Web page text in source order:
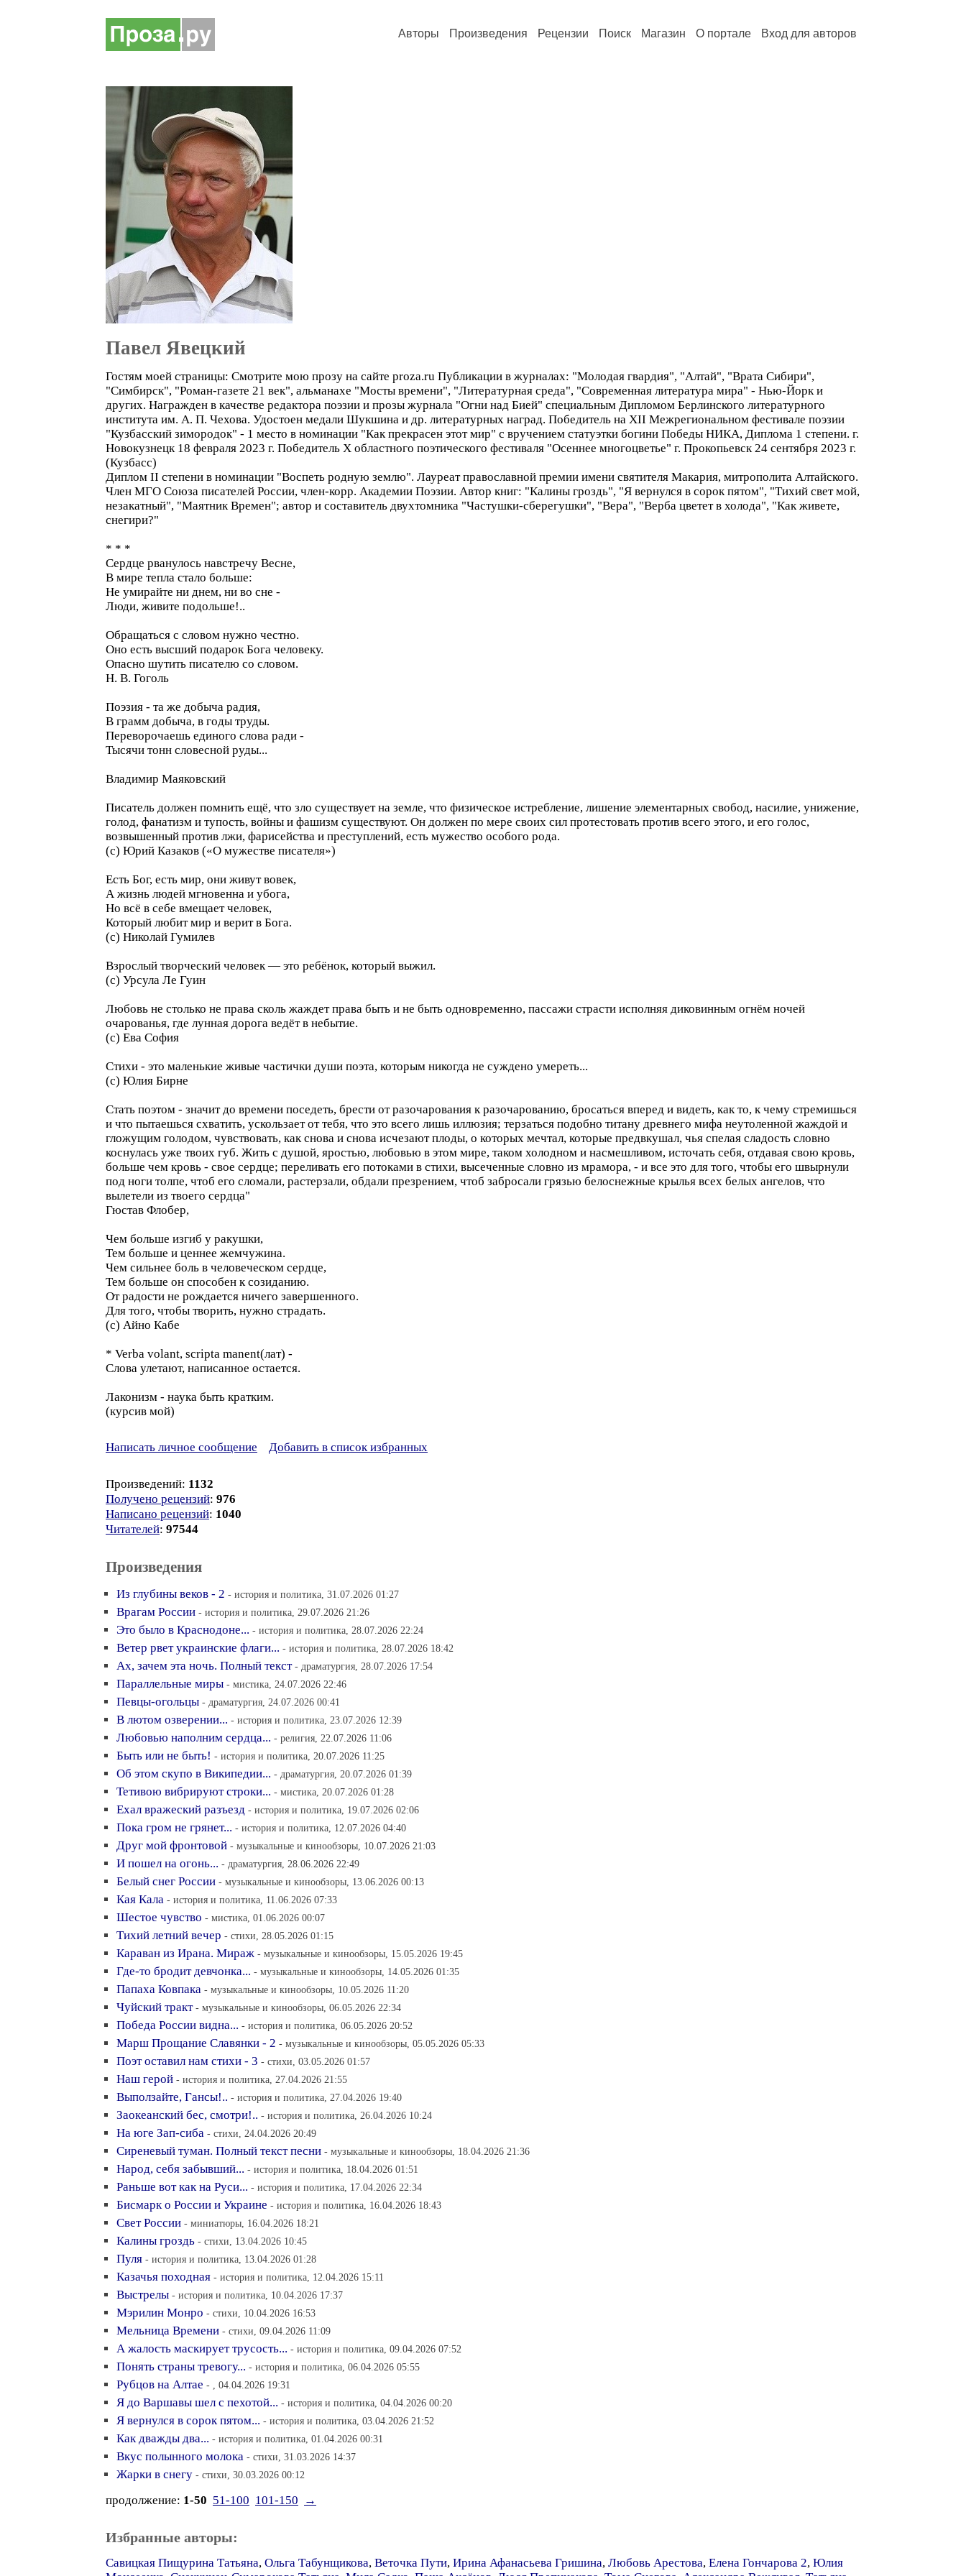
Авторы Произведения Рецензии Поиск Магазин О портале Вход для авторов
Павел Явецкий
Гостям моей страницы: Смотрите мою прозу на сайте proza.ru Публикации в журналах: "Молодая гвардия", "Алтай", "Врата Сибири",
"Симбирск", "Роман-газете 21 век", альманахе "Мосты времени", "Литературная среда", "Современная литература мира" - Нью-Йорк и
других. Награжден в качестве редактора поэзии и прозы журнала "Огни над Бией" специальным Дипломом Берлинского литературного
института им. А. П. Чехова. Удостоен медали Шукшина и др. литературных наград. Победитель на XII Межрегиональном фестивале поэзии
"Кузбасский зимородок" - 1 место в номинации "Как прекрасен этот мир" c вручением статуэтки богини Победы НИКА, Диплома 1 степени. г.
Новокузнецк 18 февраля 2023 г. Победитель X областного поэтического фестиваля "Осеннее многоцветье" г. Прокопьевск 24 сентября 2023 г.
(Кузбасс)
Диплом II степени в номинации "Воспеть родную землю". Лауреат православной премии имени святителя Макария, митрополита Алтайского.
Член МГО Союза писателей России, член-корр. Академии Поэзии. Автор книг: "Калины гроздь", "Я вернулся в сорок пятом", "Тихий свет мой,
незакатный", "Маятник Времен"; автор и составитель двухтомника "Частушки-сберегушки", "Вера", "Верба цветет в холода", "Как живете,
снегири?"
* * *
­Сердце рванулось навстречу Весне,
В мире тепла стало больше:
Не умирайте ни днем, ни во сне -
Люди, живите подольше!..
Обращаться с словом нужно честно.
Оно есть высший подарок Бога человеку.
Опасно шутить писателю со словом.
Н. В. Гоголь
Поэзия - та же добыча радия,
В грамм добыча, в годы труды.
Переворочаешь единого слова ради -
Тысячи тонн словесной руды...
Владимир Маяковский
Писатель должен помнить ещё, что зло существует на земле, что физическое истребление, лишение элементарных свобод, насилие, унижение,
голод, фанатизм и тупость, войны и фашизм существуют. Он должен по мере своих сил протестовать против всего этого, и его голос,
возвышенный против лжи, фарисейства и преступлений, есть мужество особого рода.
(с) Юрий Казаков («О мужестве писателя»)
Есть Бог, есть мир, они живут вовек,
А жизнь людей мгновенна и убога,
Но всё в себе вмещает человек,
Который любит мир и верит в Бога.
(с) Николай Гумилев
Взрослый творческий человек — это ребёнок, который выжил.
(с) Урсула Ле Гуин
Любовь не столько не права сколь жаждет права быть и не быть одновременно, пассажи страсти исполняя диковинным огнём ночей
очарованья, где лунная дорога ведёт в небытие.
(с) Ева София
Стихи - это маленькие живые частички души поэта, которым никогда не суждено умереть...
(с) Юлия Бирне
Стать поэтом - значит до времени поседеть, брести от разочарования к разочарованию, бросаться вперед и видеть, как то, к чему стремишься
и что пытаешься схватить, ускользает от тебя, что это всего лишь иллюзия; терзаться подобно титану древнего мифа неутоленной жаждой и
гложущим голодом, чувствовать, как снова и снова исчезают плоды, о которых мечтал, которые предвкушал, чья спелая сладость словно
коснулась уже твоих губ. Жить с душой, яростью, любовью в этом мире, таком холодном и насмешливом, источать себя, отдавая свою кровь,
больше чем кровь - свое сердце; переливать его потоками в стихи, высеченные словно из мрамора, - и все это для того, чтобы его швырнули
под ноги толпе, чтоб его сломали, растерзали, обдали презрением, чтоб забросали грязью белоснежные крылья всех белых ангелов, что
вылетели из твоего сердца"
Гюстав Флобер,
Чем больше изгиб у ракушки,
Тем больше и ценнее жемчужина.
Чем сильнее боль в человеческом сердце,
Тем больше он способен к созиданию.
От радости не рождается ничего завершенного.
Для того, чтобы творить, нужно страдать.
(с) Айно Кабе
* Verba volant, scripta manent(лат) -
Слова улетают, написанное остается.
Лаконизм - наука быть кратким.
(курсив мой)
Написать личное сообщение Добавить в список избранных
Произведений: 1132
Получено рецензий: 976
Написано рецензий: 1040
Читателей: 97544
Произведения
Из глубины веков - 2 - история и политика, 31.07.2026 01:27
Врагам России - история и политика, 29.07.2026 21:26
Это было в Краснодоне... - история и политика, 28.07.2026 22:24
Ветер рвет украинские флаги... - история и политика, 28.07.2026 18:42
Ах, зачем эта ночь. Полный текст - драматургия, 28.07.2026 17:54
Параллельные миры - мистика, 24.07.2026 22:46
Певцы-огольцы - драматургия, 24.07.2026 00:41
В лютом озверении... - история и политика, 23.07.2026 12:39
Любовью наполним сердца... - религия, 22.07.2026 11:06
Быть или не быть! - история и политика, 20.07.2026 11:25
Об этом скупо в Википедии... - драматургия, 20.07.2026 01:39
Тетивою вибрируют строки... - мистика, 20.07.2026 01:28
Ехал вражеский разъезд - история и политика, 19.07.2026 02:06
Пока гром не грянет... - история и политика, 12.07.2026 04:40
Друг мой фронтовой - музыкальные и кинообзоры, 10.07.2026 21:03
И пошел на огонь... - драматургия, 28.06.2026 22:49
Белый снег России - музыкальные и кинообзоры, 13.06.2026 00:13
Кая Кала - история и политика, 11.06.2026 07:33
Шестое чувство - мистика, 01.06.2026 00:07
Тихий летний вечер - стихи, 28.05.2026 01:15
Караван из Ирана. Мираж - музыкальные и кинообзоры, 15.05.2026 19:45
Где-то бродит девчонка... - музыкальные и кинообзоры, 14.05.2026 01:35
Папаха Ковпака - музыкальные и кинообзоры, 10.05.2026 11:20
Чуйский тракт - музыкальные и кинообзоры, 06.05.2026 22:34
Победа России видна... - история и политика, 06.05.2026 20:52
Марш Прощание Славянки - 2 - музыкальные и кинообзоры, 05.05.2026 05:33
Поэт оставил нам стихи - 3 - стихи, 03.05.2026 01:57
Наш герой - история и политика, 27.04.2026 21:55
Выползайте, Гансы!.. - история и политика, 27.04.2026 19:40
Заокеанский бес, смотри!.. - история и политика, 26.04.2026 10:24
На юге Зап-сиба - стихи, 24.04.2026 20:49
Сиреневый туман. Полный текст песни - музыкальные и кинообзоры, 18.04.2026 21:36
Народ, себя забывший... - история и политика, 18.04.2026 01:51
Раньше вот как на Руси... - история и политика, 17.04.2026 22:34
Бисмарк о России и Украине - история и политика, 16.04.2026 18:43
Свет России - миниатюры, 16.04.2026 18:21
Калины гроздь - стихи, 13.04.2026 10:45
Пуля - история и политика, 13.04.2026 01:28
Казачья походная - история и политика, 12.04.2026 15:11
Выстрелы - история и политика, 10.04.2026 17:37
Мэрилин Монро - стихи, 10.04.2026 16:53
Мельница Времени - стихи, 09.04.2026 11:09
А жалость маскирует трусость... - история и политика, 09.04.2026 07:52
Понять страны тревогу... - история и политика, 06.04.2026 05:55
Рубцов на Алтае - , 04.04.2026 19:31
Я до Варшавы шел с пехотой... - история и политика, 04.04.2026 00:20
Я вернулся в сорок пятом... - история и политика, 03.04.2026 21:52
Как дважды два... - история и политика, 01.04.2026 00:31
Вкус полынного молока - стихи, 31.03.2026 14:37
Жарки в снегу - стихи, 30.03.2026 00:12
продолжение: 1-50 51-100 101-150 →
Избранные авторы:
Савицкая Пищурина Татьяна, Ольга Табунщикова, Веточка Пути, Ирина Афанасьева Гришина, Любовь Арестова, Елена Гончарова 2, Юлия